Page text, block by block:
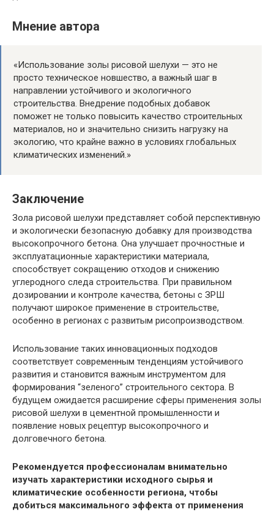
Мнение автора
«Использование золы рисовой шелухи — это не
просто техническое новшество, а важный шаг в
направлении устойчивого и экологичного
строительства. Внедрение подобных добавок
поможет не только повысить качество строительных
материалов, но и значительно снизить нагрузку на
экологию, что крайне важно в условиях глобальных
климатических изменений.»
Заключение
Зола рисовой шелухи представляет собой перспективную
и экологически безопасную добавку для производства
высокопрочного бетона. Она улучшает прочностные и
эксплуатационные характеристики материала,
способствует сокращению отходов и снижению
углеродного следа строительства. При правильном
дозировании и контроле качества, бетоны с ЗРШ
получают широкое применение в строительстве,
особенно в регионах с развитым рисопроизводством.
Использование таких инновационных подходов
соответствует современным тенденциям устойчивого
развития и становится важным инструментом для
формирования “зеленого” строительного сектора. В
будущем ожидается расширение сферы применения золы
рисовой шелухи в цементной промышленности и
появление новых рецептур высокопрочного и
долговечного бетона.
Рекомендуется профессионалам внимательно
изучать характеристики исходного сырья и
климатические особенности региона, чтобы
добиться максимального эффекта от применения